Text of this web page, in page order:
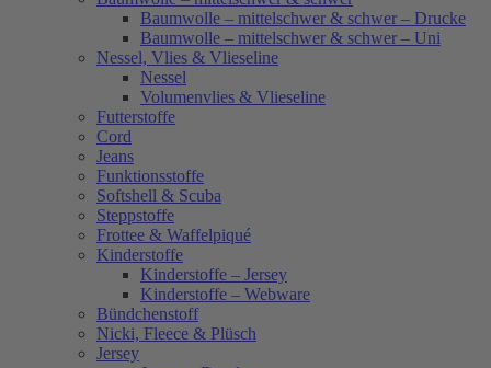
Baumwolle – mittelschwer & schwer – Drucke
Baumwolle – mittelschwer & schwer – Uni
Nessel, Vlies & Vlieseline
Nessel
Volumenvlies & Vlieseline
Futterstoffe
Cord
Jeans
Funktionsstoffe
Softshell & Scuba
Steppstoffe
Frottee & Waffelpiqué
Kinderstoffe
Kinderstoffe – Jersey
Kinderstoffe – Webware
Bündchenstoff
Nicki, Fleece & Plüsch
Jersey